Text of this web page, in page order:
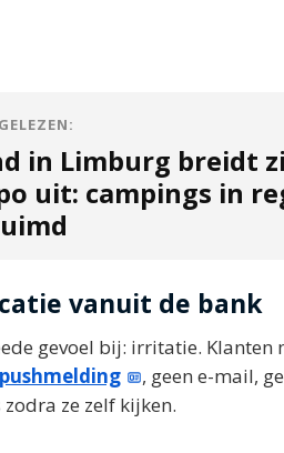
in Limburg breidt
uit: campings in
vanuit de bank
gevoel bij: irritatie.
pushmelding
, geen e-mail,
ze zelf kijken.